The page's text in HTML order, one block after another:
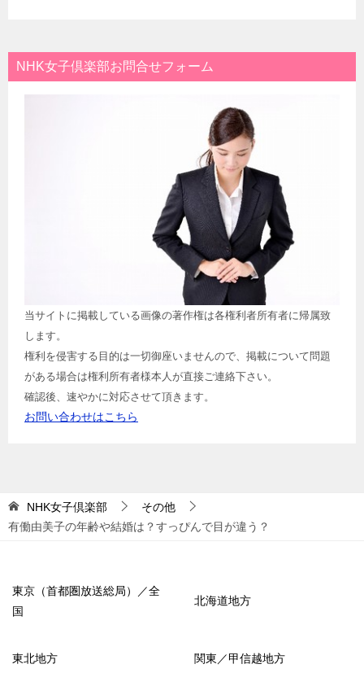
NHK女子倶楽部お問合せフォーム
当サイトに掲載している画像の著作権は各権利者所有者に帰属致
します。
権利を侵害する目的は一切御座いませんので、掲載について問題
がある場合は権利所有者様本人が直接ご連絡下さい。
確認後、速やかに対応させて頂きます。
お問い合わせはこちら
NHK女子倶楽部
その他
有働由美子の年齢や結婚は？すっぴんで目が違う？
東京（首都圏放送総局）／全
国
北海道地方
東北地方 関東／甲信越地方